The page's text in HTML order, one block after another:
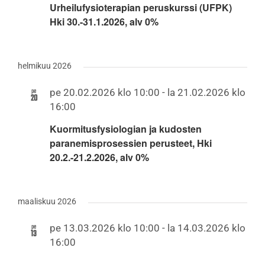
Urheilufysioterapian peruskurssi (UFPK)
Hki 30.-31.1.2026, alv 0%
helmikuu 2026
pe
20
Kuormitusfysiologian ja kudosten
paranemisprosessien perusteet, Hki
20.2.-21.2.2026, alv 0%
pe 20.02.2026 klo 10:00 - la 21.02.2026 klo
16:00
maaliskuu 2026
pe
13 pe 13.03.2026 klo 10:00 - la 14.03.2026 klo
16:00